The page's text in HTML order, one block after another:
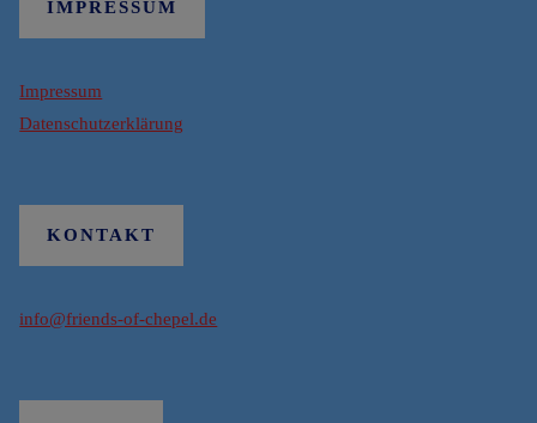
IMPRESSUM
Impressum
Datenschutzerklärung
KONTAKT
info@friends-of-chepel.de